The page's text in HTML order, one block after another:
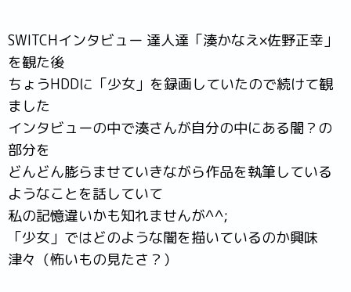
SWITCHインタビュー 達人達「湊かなえ×佐野正幸」
を観た後
ちょうHDDに「少女」を録画していたので続けて観
ました
インタビューの中で湊さんが自分の中にある闇？の
部分を
どんどん膨らませていきながら作品を執筆している
ようなことを話していて
私の記憶違いかも知れませんが^^;
「少女」ではどのような闇を描いているのか興味
津々（怖いもの見たさ？）